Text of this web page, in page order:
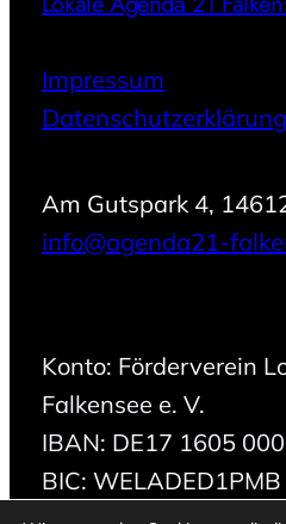
Impressum
Datenschutzerklärung
Am Gutspark 4,
info@agenda21-
Konto: Förderverein
Falkensee e. V.
IBAN: DE17 1605
BIC: WELADED1PMB